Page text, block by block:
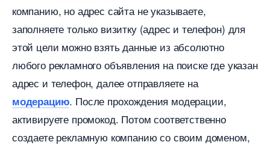
компанию, но адрес сайта не указываете,
заполняете только визитку (адрес и телефон) для
этой цели можно взять данные из абсолютно
любого рекламного объявления на поиске где указан
адрес и телефон, далее отправляете на
модерацию. После прохождения модерации,
активируете промокод. Потом соответственно
создаете рекламную компанию со своим доменом,